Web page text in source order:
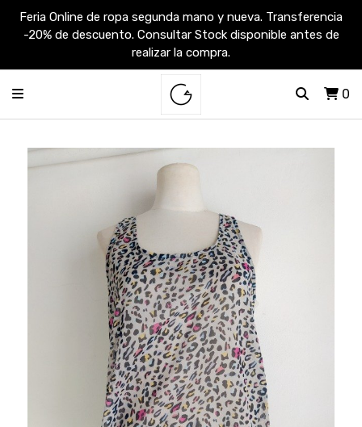
Feria Online de ropa segunda mano y nueva. Transferencia
-20% de descuento. Consultar Stock disponible antes de
realizar la compra.
0